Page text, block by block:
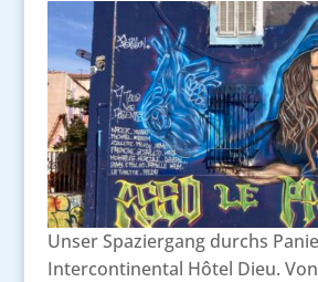
Unser Spaziergang durchs
Intercontinental Hôtel Dieu.